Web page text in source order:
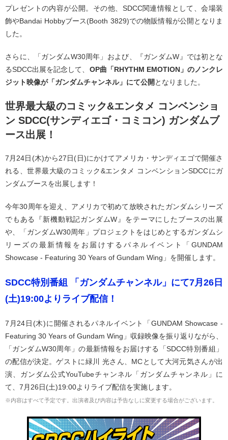
プレゼントの内容が公開。その他、SDCC関連情報として、会場装
飾やBandai Hobbyブース(Booth 3829)での物販情報が公開となりま
した。
さらに、「ガンダムW30周年」および、『ガンダムW』では初とな
るSDCC出展を記念して、 OP曲「RHYTHM EMOTION」のノンクレ
ジット映像が「ガンダムチャンネル」にて公開 となりました。
世界最大級のコミック&エンタメ コンベンショ
ン SDCC(サンディエゴ・コミコン) ガンダムブ
ース出展！
7月24日(木)から27日(日)にかけてアメリカ・サンディエゴで開催さ
れる、世界最大級のコミック&エンタメ コンベンションSDCCにガ
ンダムブースを出展します！
今年30周年を迎え、アメリカで初めて放映されたガンダムシリーズ
でもある『新機動戦記ガンダムW』をテーマにしたブースの出展
や、「ガンダムW30周年」プロジェクトをはじめとするガンダムシ
リーズの最新情報をお届けするパネルイベント「GUNDAM
Showcase - Featuring 30 Years of Gundam Wing」を開催します。
SDCC特別番組 「ガンダムチャンネル」にて7月26日
(土)19:00よりライブ配信！
7月24日(木)に開催されるパネルイベント「GUNDAM Showcase -
Featuring 30 Years of Gundam Wing」収録映像を振り返りながら、
「ガンダムW30周年」の最新情報をお届けする「SDCC特別番組」
の配信が決定。ゲストに緑川 光さん、MCとして大河元気さんが出
演、ガンダム公式YouTubeチャンネル「ガンダムチャンネル」に
て、7月26日(土)19:00よりライブ配信を実施します。
※内容はすべて予定です。出演者及び内容は予告なしに変更する場合がございます。